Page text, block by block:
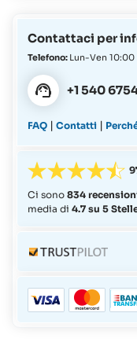
Contattaci per
Telefono: Lun-Ven 10:00
+1 540
FAQ |Contatti |
Ci sono834
media di4.7 su 5